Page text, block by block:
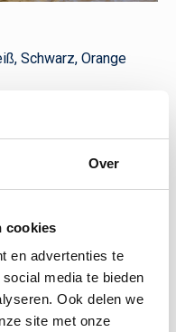
Over
cookies
en advertenties te
media te bieden
Ook delen we
site met onze
Schwarz, Orange